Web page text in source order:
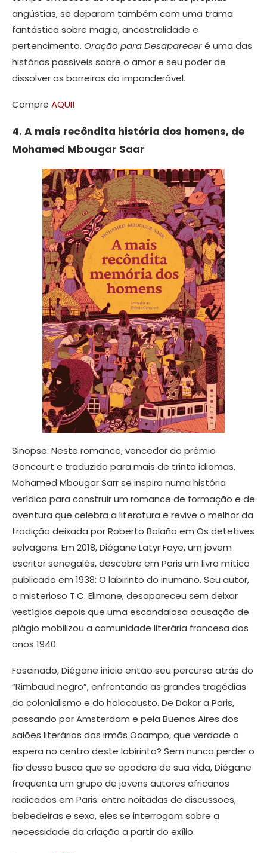
angústias, se deparam também com uma trama
fantástica sobre magia, ancestralidade e
pertencimento. Oração para Desapareceré uma das
histórias possíveis sobre o amor e seu poder de
dissolver as barreiras do imponderável.
Compre AQUI!
4. A mais recôndita história dos homens, de
Mohamed Mbougar Saar
Sinopse: Neste romance, vencedor do prêmio
Goncourt e traduzido para mais de trinta idiomas,
Mohamed Mbougar Sarr se inspira numa história
verídica para construir um romance de formação e de
aventura que celebra a literatura e revive o melhor da
tradição deixada por Roberto Bolaño em Os detetives
selvagens. Em 2018, Diégane Latyr Faye, um jovem
escritor senegalês, descobre em Paris um livro mítico
publicado em 1938: O labirinto do inumano. Seu autor,
o misterioso T.C. Elimane, desapareceu sem deixar
vestígios depois que uma escandalosa acusação de
plágio mobilizou a comunidade literária francesa dos
anos 1940.
Fascinado, Diégane inicia então seu percurso atrás do
“Rimbaud negro”, enfrentando as grandes tragédias
do colonialismo e do holocausto. De Dakar a Paris,
passando por Amsterdam e pela Buenos Aires dos
salões literários das irmãs Ocampo, que verdade o
espera no centro deste labirinto? Sem nunca perder o
fio dessa busca que se apodera de sua vida, Diégane
frequenta um grupo de jovens autores africanos
radicados em Paris: entre noitadas de discussões,
bebedeiras e sexo, eles se interrogam sobre a
necessidade da criação a partir do exílio.